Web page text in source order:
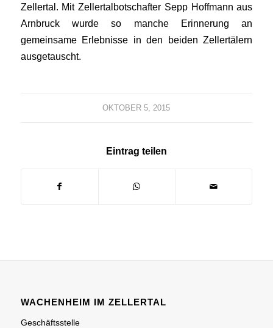
Zellertal. Mit Zellertalbotschafter Sepp Hoffmann aus
Arnbruck wurde so manche Erinnerung an
gemeinsame Erlebnisse in den beiden Zellertälern
ausgetauscht.
OKTOBER 5, 2015
Eintrag teilen
WACHENHEIM IM ZELLERTAL
Geschäftsstelle